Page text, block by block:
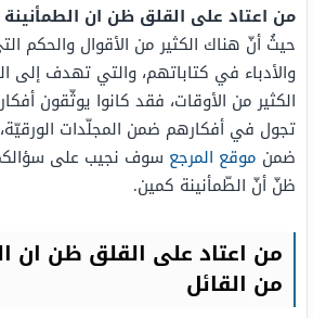
من اعتاد على القلق ظن ان
حيثُ أنّ هناك الكثير من الأقوال والحكم
والأدباء في كتاباتهم، والتي تهدف إلى
الكثير من الأوقات، فقد كانوا يوثّقون
تجول في أفكارهم ضمن المجلّدات الورقيّة،
ضمن موقع المرجع سوف نجيب على
ظنّ أنّ الطّمأنينة كمين.
من اعتاد على القلق ظن ان
من القائل